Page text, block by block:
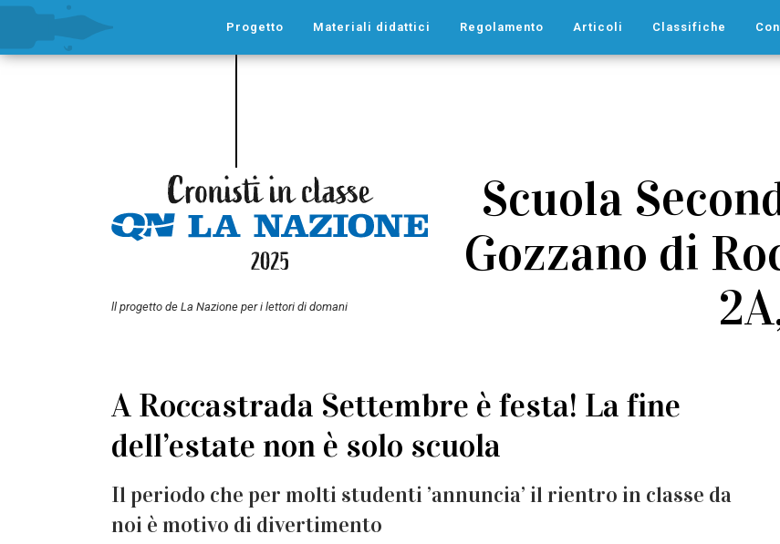
Progetto Materiali didattici Regolamento Articoli Classifiche
ll progetto de La Nazione per i lettori di domani
Scuola
Gozzano di
A Roccastrada Settembre è festa! La fine
dell’estate non è solo scuola
Il periodo che per molti studenti ’annuncia’ il rientro in classe da
noi è motivo di divertimento